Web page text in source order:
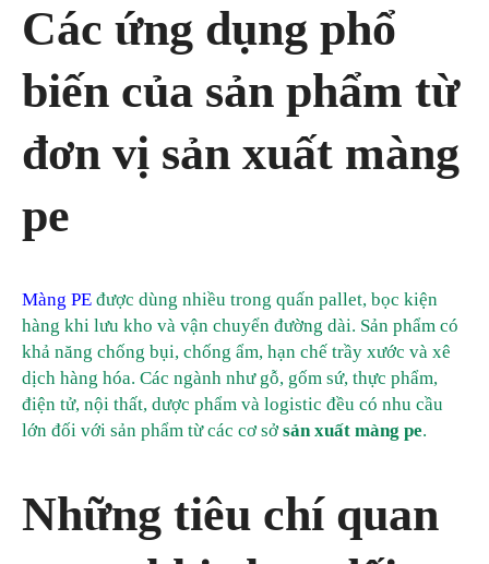
Các ứng dụng phổ
biến của sản phẩm từ
đơn vị sản xuất màng
pe
Màng PE được dùng nhiều trong quấn pallet, bọc kiện
hàng khi lưu kho và vận chuyển đường dài. Sản phẩm có
khả năng chống bụi, chống ẩm, hạn chế trầy xước và xê
dịch hàng hóa. Các ngành như gỗ, gốm sứ, thực phẩm,
điện tử, nội thất, dược phẩm và logistic đều có nhu cầu
lớn đối với sản phẩm từ các cơ sởsản xuất màng pe.
Những tiêu chí quan